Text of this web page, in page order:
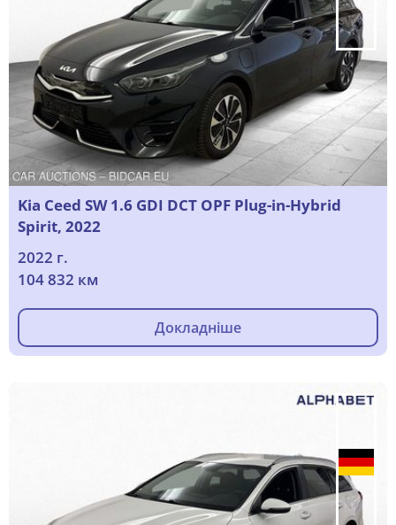
Kia Ceed SW 1.6 GDI DCT OPF Plug-in-Hybrid
Spirit, 2022
2022 г.
104 832 км
Докладніше